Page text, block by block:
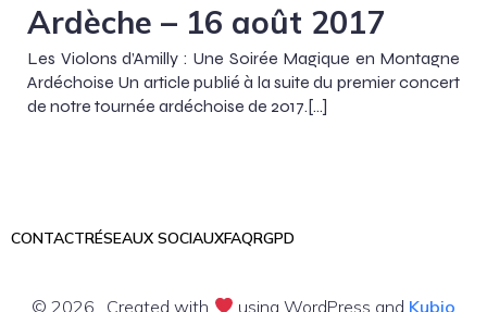
Ardèche – 16 août 2017
Les Violons d’Amilly : Une Soirée Magique en Montagne
Ardéchoise Un article publié à la suite du premier concert
de notre tournée ardéchoise de 2017.[…]
CONTACTRÉSEAUX SOCIAUXFAQRGPD
© 2026 . Created with using WordPress and Kubio